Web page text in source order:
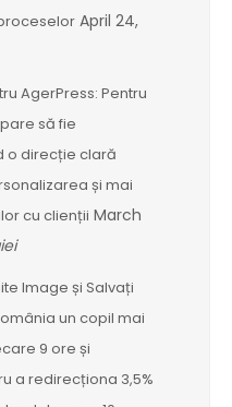
April 24,
AgerPress: Pentru
să fie
o direcție clară
și mai
cu clienții March
Image și Salvați
un copil mai
9 ore și
a redirecționa 3,5%